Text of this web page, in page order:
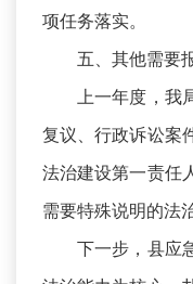
项任务落实。
五、其他需要
上一年度，我局
复议、行政诉讼案
法治建设第一责任
需要特殊说明的法
下一步，县应急